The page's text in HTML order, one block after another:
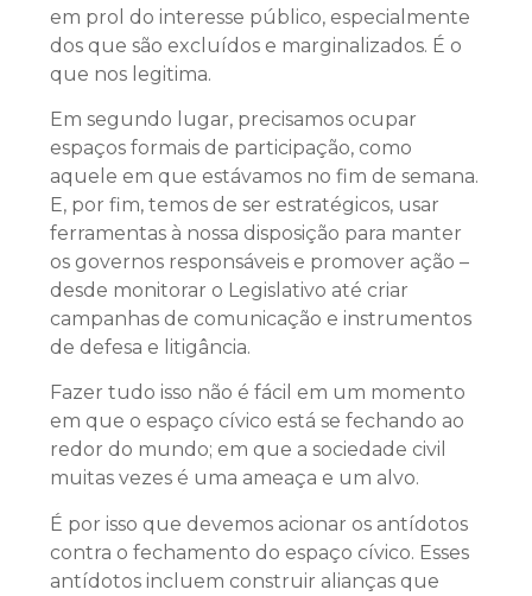
em prol do interesse público, especialmente
dos que são excluídos e marginalizados. É o
que nos legitima.
Em segundo lugar, precisamos ocupar
espaços formais de participação, como
aquele em que estávamos no fim de semana.
E, por fim, temos de ser estratégicos, usar
ferramentas à nossa disposição para manter
os governos responsáveis e promover ação –
desde monitorar o Legislativo até criar
campanhas de comunicação e instrumentos
de defesa e litigância.
Fazer tudo isso não é fácil em um momento
em que o espaço cívico está se fechando ao
redor do mundo; em que a sociedade civil
muitas vezes é uma ameaça e um alvo.
É por isso que devemos acionar os antídotos
contra o fechamento do espaço cívico. Esses
antídotos incluem construir alianças que